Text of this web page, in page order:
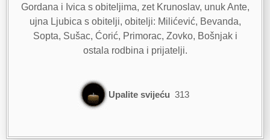
Gordana i Ivica s obiteljima, zet Krunoslav, unuk Ante,
ujna Ljubica s obitelji, obitelji: Milićević, Bevanda,
Sopta, Sušac, Ćorić, Primorac, Zovko, Bošnjak i
ostala rodbina i prijatelji.
Upalite svijeću 313